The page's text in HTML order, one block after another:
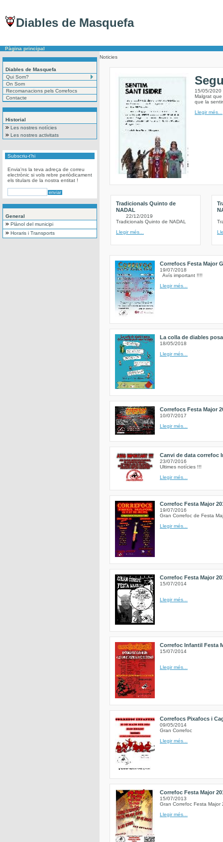
Diables de Masquefa
Pàgina principal
Diables de Masquefa
Qui Som?
On Som
Recomanacions pels Correfocs
Contacte
Historial
Les nostres notícies
Les nostres activitats
Subscriu-t'hi
Envia'ns la teva adreça de correu
electrònic si vols rebre periòdicament
els titulars de la nostra entitat !
General
Plànol del municipi
Horaris i Transports
Noticies
15/05/2020
Malgrat
que la
Llegir més...
Tradicionals Quinto de
NADAL
22/12/2019
Tradicionals Quinto de NADAL
Llegir més...
Correfocs Festa Major
19/07/2018
Avís important !!!!
Llegir més...
La colla de diables
18/05/2018
Llegir més...
Correfocs Festa Major
10/07/2017
Llegir més...
Canvi de data correfoc
23/07/2016
Ultimes notícies !!!
Llegir més...
Correfoc Festa Major
19/07/2016
Gran Correfoc de Festa
Llegir més...
Correfoc Festa Major
15/07/2014
Llegir més...
Correfoc Infantil Festa
15/07/2014
Llegir més...
Correfocs Pixafocs i
09/05/2014
Gran Correfoc
Llegir més...
Correfoc Festa Major
15/07/2013
Gran Correfoc Festa
Llegir més...